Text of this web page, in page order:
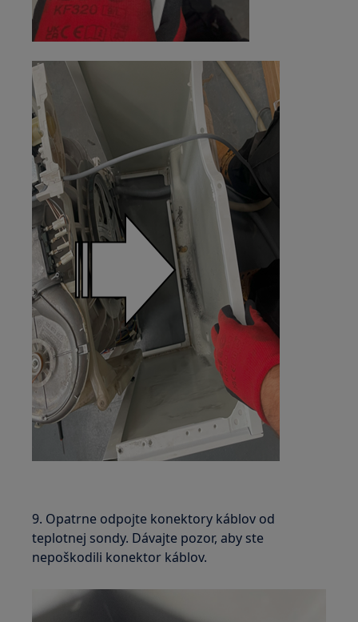
9. Opatrne odpojte konektory káblov od
teplotnej sondy. Dávajte pozor, aby ste
nepoškodili konektor káblov.